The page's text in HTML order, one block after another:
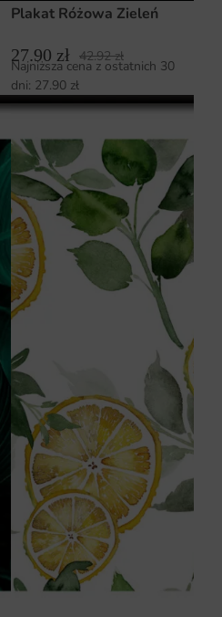
Plakat Różowa Zieleń
27.90 zł 42.92zł
Najniższa cena z ostatnich 30
dni: 27.90 zł